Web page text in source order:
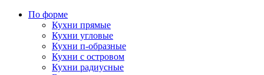
По форме
Кухни прямые
Кухни угловые
Кухни п-образные
Кухни с островом
Кухни радиусные